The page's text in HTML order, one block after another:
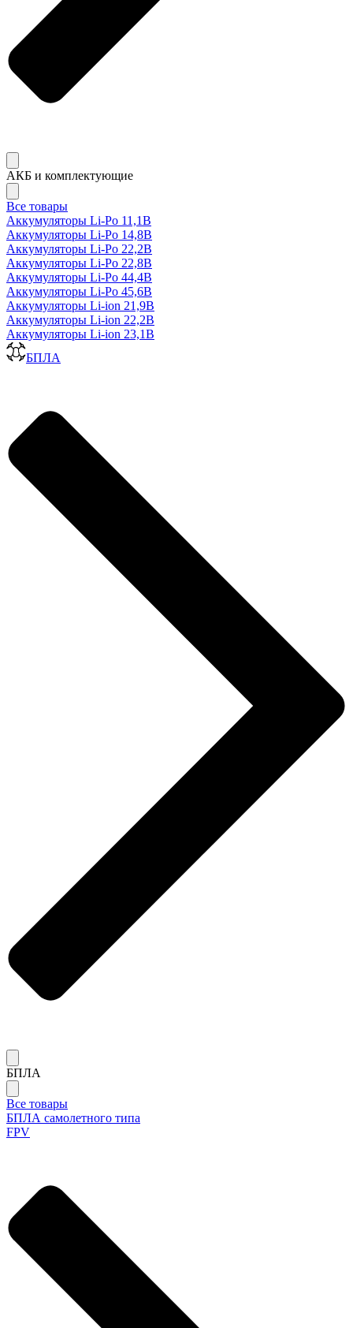
АКБ и комплектующие
Все товары
Аккумуляторы Li-Po 11,1В
Аккумуляторы Li-Po 14,8В
Аккумуляторы Li-Po 22,2В
Аккумуляторы Li-Po 22,8В
Аккумуляторы Li-Po 44,4В
Аккумуляторы Li-Po 45,6В
Аккумуляторы Li-ion 21,9В
Аккумуляторы Li-ion 22,2В
Аккумуляторы Li-ion 23,1В
БПЛА
БПЛА
Все товары
БПЛА самолетного типа
FPV